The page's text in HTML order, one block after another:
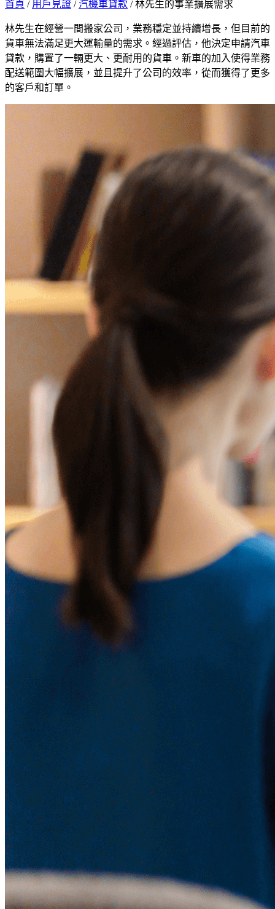
首頁 / 用戶見證 /汽機車貸款 /林先生的事業擴展需求
林先生在經營一間搬家公司，業務穩定並持續增長，但目前的
貨車無法滿足更大運輸量的需求。經過評估，他決定申請汽車
貸款，購置了一輛更大、更耐用的貨車。新車的加入使得業務
配送範圍大幅擴展，並且提升了公司的效率，從而獲得了更多
的客戶和訂單。